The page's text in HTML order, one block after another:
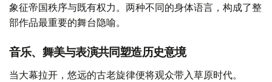
象征帝国秩序与既有权力。两种不同的身体语言，构成了整
部作品最重要的舞台隐喻。
音乐、舞美与表演共同塑造历史意境
当大幕拉开，悠远的古老旋律便将观众带入草原时代。